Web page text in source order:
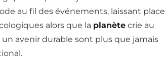
au fil des événements, laissant place
alors que la planète crie au
avenir durable sont plus que jamais